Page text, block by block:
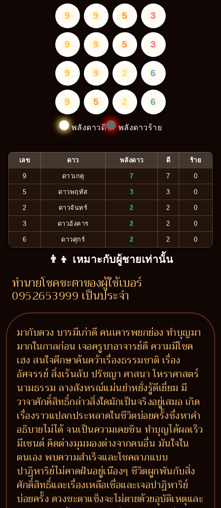
9 9 5 3
9 9 5 3
9 9 2 6
9 5 2 6
พลังดาวดี พลังดาวร้าย
เลข ดาว พลังดาว ดี ร้าย
9 ดาวเกตุ 7 7 0
5 ดาวพฤหัส 3 3 0
2 ดาวจันทร์ 2 2 0
3 ดาวอังคาร 2 2 0
6 ดาวศุกร์ 2 2 0
👨‍👦 เหมาะกับผู้ชายเท่านั้น
ทำนายโชคชะตาของผู้ใช้เบอร์
0952653999 เป็นประจำ
มากับดวง บารมีเก่าดี คนเคารพยกย่อง ทำบุญมา
มากในกาลก่อน เจอครูบาอาจารย์ดี ความมีโชค
เฮง สนใจศึกษาค้นคว้าเรื่องธรรมชาติ เรื่อง
อัศจรรย์ สิ่งเร้นลับ ปรัชญา ศาสนา โหราศาสตร์
นามธรรม ลางสังหรณ์แม่นยำหยั่งรู้ดีเยี่ยม มี
วาจาศักดิ์สิทธิ์กล่าวสิ่งใดมักเป็นจริงอยู่เสมอ เกิด
เรื่องราวแปลกประหลาดในชีวิตบ่อยครั้งซึ่งหาคำ
อธิบายไม่ได้ จนเป็นความเคยชิน ทำบุญได้ผลเร็ว
มีเซนต์ คิดต่างมุมมองต่างจากคนอื่น มันใจใน
ตนเอง พบความสำเร็จและโชคลาภแบบ
ปาฏิหาริย์ไม่คาดฝันอยู่เนืองๆ ชีวิตผูกพันกับสิ่ง
ศักดิ์สิทธิ์และเรื่องเหลือเชื่อและเจอปาฏิหาริย์
บ่อยครั้ง ดวงชะตาแข็งจะไม่ตายด้วยอุบัติเหตุและ